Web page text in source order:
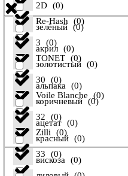
Re-Hash (0)
TONET (0)
Voile Blanche (0)
Zilli (0)
2D (0)
3 (0)
30 (0)
32 (0)
33 (0)
зелёный (0)
золотистый (0)
коричневый (0)
красный (0)
акрил (0)
альпака (0)
ацетат (0)
вискоза (0)